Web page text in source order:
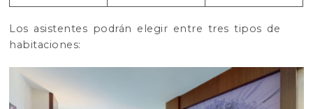
Los asistentes podrán elegir entre tres tipos de
habitaciones: